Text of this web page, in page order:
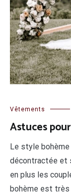
Vêtements
Astuces
Le style
décontractée et
en plus les
bohème est très